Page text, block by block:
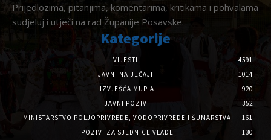
Prijedlozima, pitanjima, komentarima, kritikama i pohvalama
sudjeluj i utječi na rad Županije Posavske.
Kategorije
VIJESTI
4591
JAVNI NATJEČAJI
1014
IZVJEŠĆA MUP-A
920
JAVNI POZIVI
352
MINISTARSTVO POLJOPRIVREDE, VODOPRIVREDE I ŠUMARSTVA
161
POZIVI ZA SJEDNICE VLADE
130